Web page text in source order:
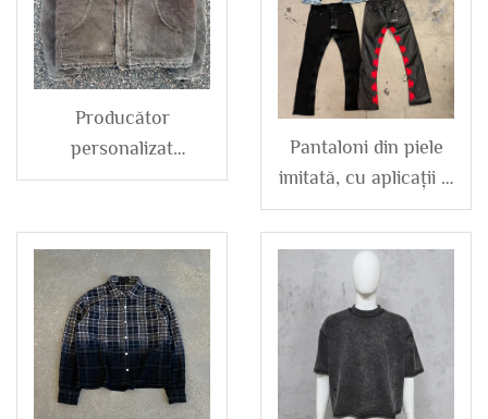
Producător
personalizat
emblemă broderie
denim bumbac vechi
stras haină din twill
pentru bărbați
Pantaloni din piele
imitată, cu aplicații și
broderie, vintage,
spălați, evazați, blugi
streetwear, pentru
bărbați